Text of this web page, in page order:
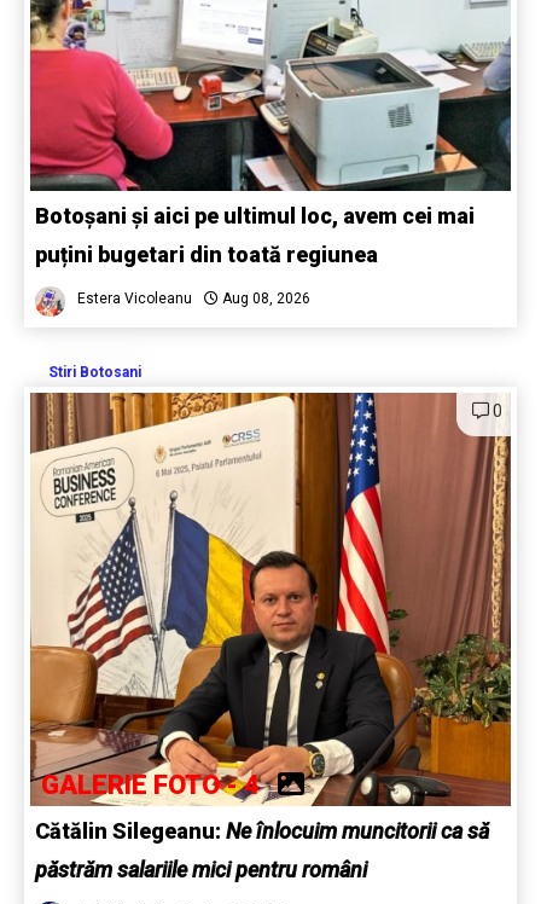
Botoșani și aici pe ultimul loc, avem cei mai
puțini bugetari din toată regiunea
Estera Vicoleanu Aug 08, 2026
Stiri Botosani
0
GALERIE FOTO - 4
Cătălin Silegeanu: Ne înlocuim muncitorii ca să
păstrăm salariile mici pentru români